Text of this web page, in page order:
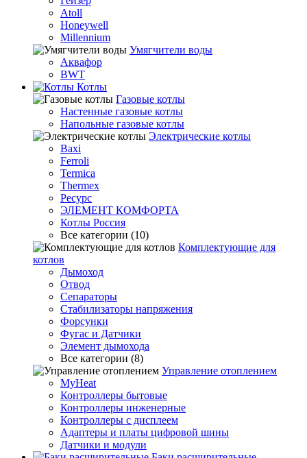
Atoll
Honeywell
Millennium
Умягчители воды
Аквафор
BWT
Котлы
Гaзовые котлы
Настенные газовые котлы
Напольные газовые котлы
Электрические котлы
Baxi
Ferroli
Termica
Thermex
Ресурс
ЭЛЕМЕНТ КОМФОРТА
Котлы Россия
Все категории (10)
Комплектующие для
котлов
Дымоход
Отвод
Сепараторы
Стабилизаторы напряжения
Форсунки
Фугас и Датчики
Элемент дымохода
Все категории (8)
Управление отоплением
MyHeat
Контроллеры бытовые
Контроллеры инженерные
Контроллеры с дисплеем
Адаптеры и платы цифровой шины
Датчики и модули